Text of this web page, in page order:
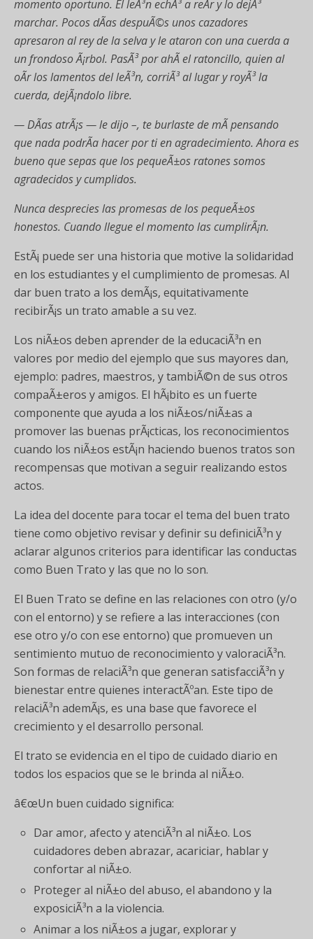
momento oportuno. El leÃ³n echÃ³ a reÃ­r y lo dejÃ³
marchar. Pocos dÃ­as despuÃ©s unos cazadores
apresaron al rey de la selva y le ataron con una cuerda a
un frondoso Ã¡rbol. PasÃ³ por ahÃ­ el ratoncillo, quien al
oÃ­r los lamentos del leÃ³n, corriÃ³ al lugar y royÃ³ la
cuerda, dejÃ¡ndolo libre.
— DÃ­as atrÃ¡s — le dijo –, te burlaste de mÃ­ pensando
que nada podrÃ­a hacer por ti en agradecimiento. Ahora es
bueno que sepas que los pequeÃ±os ratones somos
agradecidos y cumplidos.
Nunca desprecies las promesas de los pequeÃ±os
honestos. Cuando llegue el momento las cumplirÃ¡n.
EstÃ¡ puede ser una historia que motive la solidaridad
en los estudiantes y el cumplimiento de promesas. Al
dar buen trato a los demÃ¡s, equitativamente
recibirÃ¡s un trato amable a su vez.
Los niÃ±os deben aprender de la educaciÃ³n en
valores por medio del ejemplo que sus mayores dan,
ejemplo: padres, maestros, y tambiÃ©n de sus otros
compaÃ±eros y amigos. El hÃ¡bito es un fuerte
componente que ayuda a los niÃ±os/niÃ±as a
promover las buenas prÃ¡cticas, los reconocimientos
cuando los niÃ±os estÃ¡n haciendo buenos tratos son
recompensas que motivan a seguir realizando estos
actos.
La idea del docente para tocar el tema del buen trato
tiene como objetivo revisar y definir su definiciÃ³n y
aclarar algunos criterios para identificar las conductas
como Buen Trato y las que no lo son.
El Buen Trato se define en las relaciones con otro (y/o
con el entorno) y se refiere a las interacciones (con
ese otro y/o con ese entorno) que promueven un
sentimiento mutuo de reconocimiento y valoraciÃ³n.
Son formas de relaciÃ³n que generan satisfacciÃ³n y
bienestar entre quienes interactÃºan. Este tipo de
relaciÃ³n ademÃ¡s, es una base que favorece el
crecimiento y el desarrollo personal.
El trato se evidencia en el tipo de cuidado diario en
todos los espacios que se le brinda al niÃ±o.
â€œUn buen cuidado significa:
Dar amor, afecto y atenciÃ³n al niÃ±o. Los
cuidadores deben abrazar, acariciar, hablar y
confortar al niÃ±o.
Proteger al niÃ±o del abuso, el abandono y la
exposiciÃ³n a la violencia.
Animar a los niÃ±os a jugar, explorar y